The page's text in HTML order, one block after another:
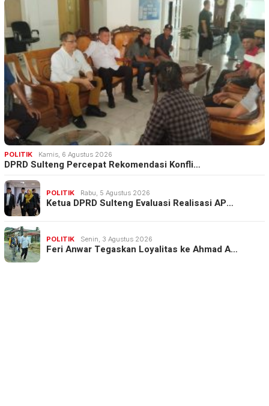
POLITIK Kamis, 6 Agustus 2026
DPRD Sulteng Percepat Rekomendasi Konfli…
POLITIK Rabu, 5 Agustus 2026
Ketua DPRD Sulteng Evaluasi Realisasi AP…
POLITIK Senin, 3 Agustus 2026
Feri Anwar Tegaskan Loyalitas ke Ahmad A…